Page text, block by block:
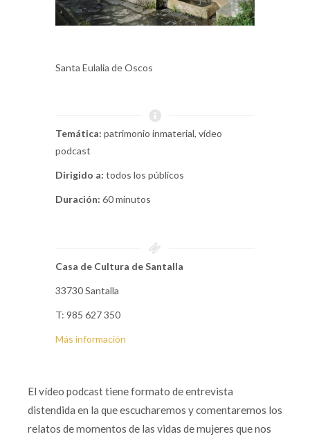
Santa Eulalia de Oscos
Temática: patrimonio inmaterial, vídeo
podcast
Dirigido a: todos los públicos
Duración: 60 minutos
Casa de Cultura de Santalla
33730 Santalla
T: 985 627 350
Más información
El vídeo podcast tiene formato de entrevista
distendida en la que escucharemos y comentaremos los
relatos de momentos de las vidas de mujeres que nos